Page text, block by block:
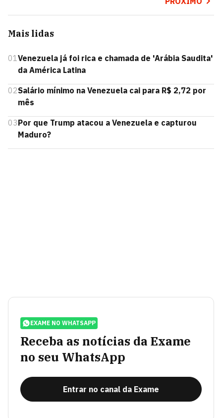
Mais lidas
01Venezuela já foi rica e chamada de 'Arábia Saudita'
da América Latina
02Salário mínimo na Venezuela cai para R$ 2,72 por
mês
03Por que Trump atacou a Venezuela e capturou
Maduro?
EXAME NO WHATSAPP
Receba as notícias da Exame
no seu WhatsApp
Entrar no canal da Exame